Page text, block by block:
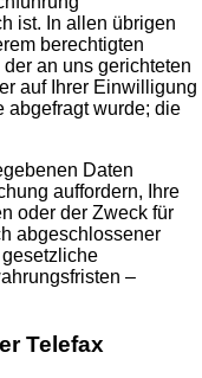
ist. In allen übrigen
berechtigten
an uns gerichteten
auf Ihrer Einwilligung
abgefragt wurde; die
Daten
auffordern, Ihre
oder der Zweck für
abgeschlossener
–
Telefax